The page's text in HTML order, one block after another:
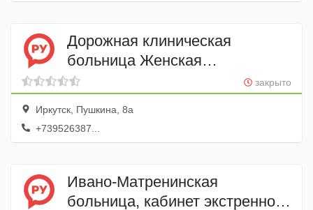
Дорожная клиническая
больница Женская
консультация, Поликлиника
№ 1
закрыто
Иркутск, Пушкина, 8а
+739526387...
Ивано-Матренинская
больница, кабинет экстренной